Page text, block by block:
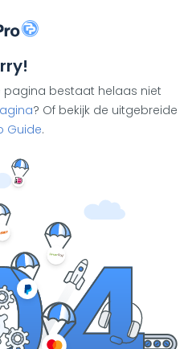
pagina bestaat helaas niet
? Of bekijk de uitgebreide
Guide.